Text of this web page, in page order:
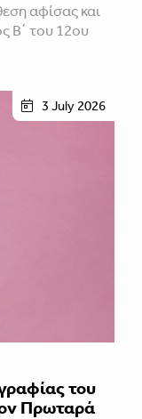
αφίσας και
Β΄ του 12ου
3 July 2026
του
Πρωταρά